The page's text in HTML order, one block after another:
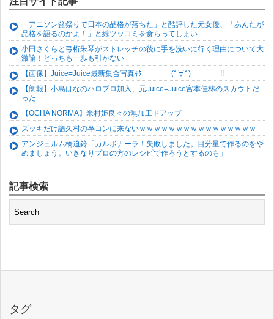
「アニソン盆祭りで日本の品格が落ちた」と酷評した元女優、「あんたが
品格を語るのかよ！」と総ツッコミを食らってしまい……
小田さくらと弓桁朱琴がストレッチの後に手を洗いに行く理由について大
激論！どっちも一歩も引かない
【画像】Juice=Juice最新集合写真ｷﾀ━━━━(ﾟ∀ﾟ)━━━━!!
【朗報】小島はなのハロプロ加入、元Juice=Juice宮本佳林のスカウトだ
った
【OCHA NORMA】米村姫良々の無加工ドアップ
ズッキだけ譜久村の卒コンに来ないｗｗｗｗｗｗｗｗｗｗｗｗｗｗｗｗ
アンジュルム橋迫鈴「カルボナーラ！失敗しました。目分量で作るのをや
めましょう。いきなりプロの方のレシピで作ろうとするのも」
記事検索
タグ